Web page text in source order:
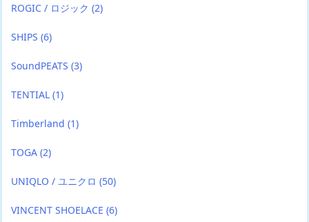
ROGIC / ロジック (2)
SHIPS (6)
SoundPEATS (3)
TENTIAL (1)
Timberland (1)
TOGA (2)
UNIQLO / ユニクロ (50)
VINCENT SHOELACE (6)